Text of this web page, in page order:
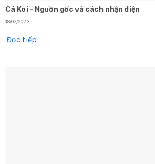
Cá Koi – Nguồn gốc và cách nhận diện
18/07/2023
Đọc tiếp